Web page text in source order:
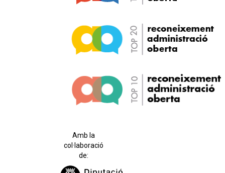
Amb la
col·laboració
de: